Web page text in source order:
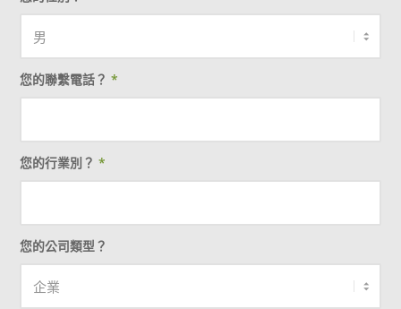
您的聯繫電話？*
您的行業別？*
您的公司類型？